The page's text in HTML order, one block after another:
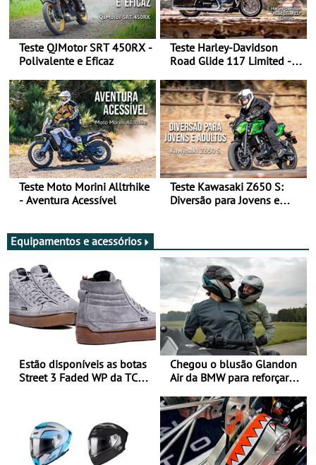
Teste QJMotor SRT 450RX -
Polivalente e Eficaz
Teste Harley-Davidson
Road Glide 117 Limited - A
Teste Moto Morini Alltrhike
- Aventura Acessível
Teste Kawasaki Z650 S:
Diversão para Jovens e
Equipamentos e acessórios
Estão disponíveis as botas
Street 3 Faded WP da TCX
Chegou o blusão Glandon
Air da BMW para reforçar
verão